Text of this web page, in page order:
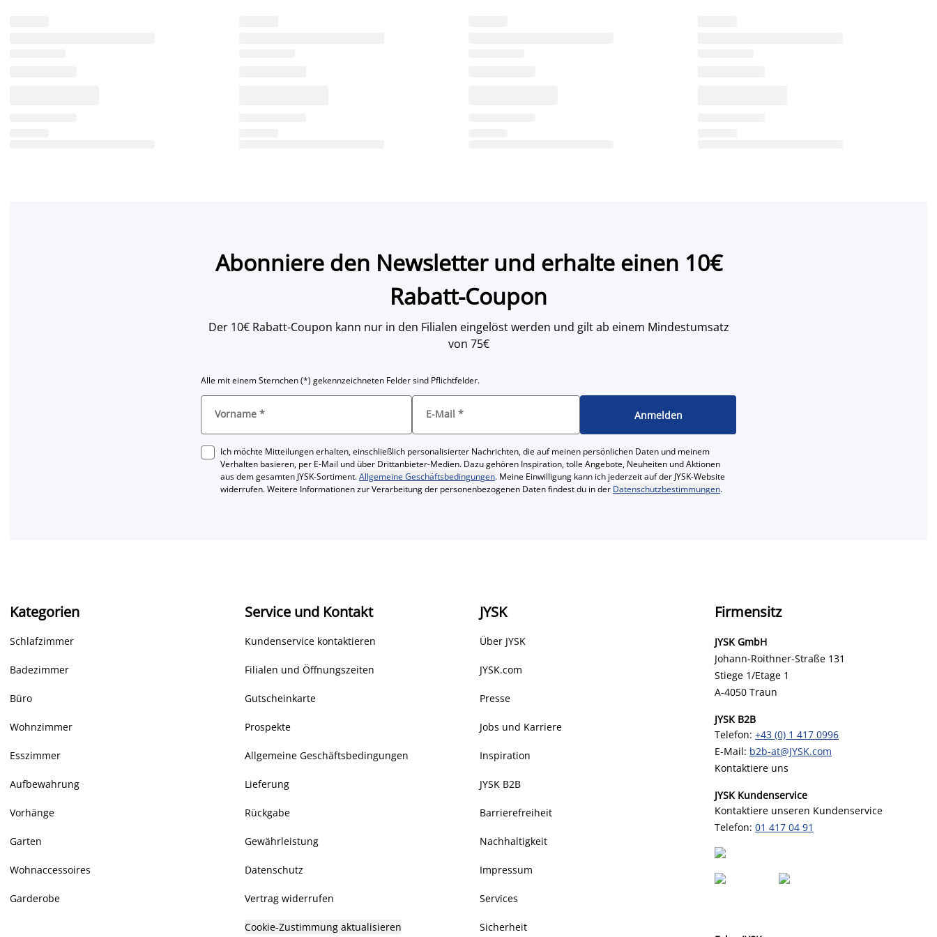
Abonniere den Newsletter und erhalte einen 10€
Rabatt-Coupon
Der 10€ Rabatt-Coupon kann nur in den Filialen eingelöst werden und gilt ab einem Mindestumsatz
von 75€
Alle mit einem Sternchen (*) gekennzeichneten Felder sind Pflichtfelder.
Vorname * E-Mail * Anmelden
Ich möchte Mitteilungen erhalten, einschließlich personalisierter Nachrichten, die auf meinen persönlichen Daten und meinem
Verhalten basieren, per E-Mail und über Drittanbieter-Medien. Dazu gehören Inspiration, tolle Angebote, Neuheiten und Aktionen
aus dem gesamten JYSK-Sortiment.Allgemeine Geschäftsbedingungen. Meine Einwilligung kann ich jederzeit auf der JYSK-Website
widerrufen. Weitere Informationen zur Verarbeitung der personenbezogenen Daten findest du in der Datenschutzbestimmungen.
Kategorien
Schlafzimmer
Badezimmer
Büro
Wohnzimmer
Esszimmer
Aufbewahrung
Vorhänge
Garten
Wohnaccessoires
Garderobe
Service und Kontakt
Kundenservice kontaktieren
Filialen und Öffnungszeiten
Gutscheinkarte
Prospekte
Allgemeine Geschäftsbedingungen
Lieferung
Rückgabe
Gewährleistung
Datenschutz
Vertrag widerrufen
Cookie-Zustimmung aktualisieren
JYSK
Über JYSK
JYSK.com
Presse
Jobs und Karriere
Inspiration
JYSK B2B
Barrierefreiheit
Nachhaltigkeit
Impressum
Services
Sicherheit
Firmensitz
JYSK GmbH
Johann-Roithner-Straße 131
Stiege 1/Etage 1
A-4050 Traun
JYSK B2B
Telefon: +43 (0) 1 417 0996
E-Mail: b2b-at@JYSK.com
Kontaktiere uns
JYSK Kundenservice
Kontaktiere unseren Kundenservice
Telefon: 01 417 04 91